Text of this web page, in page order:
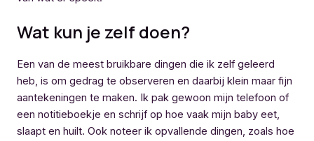
Wat kun je zelf doen?
Een van de meest bruikbare dingen die ik zelf geleerd
heb, is om gedrag te observeren en daarbij klein maar fijn
aantekeningen te maken. Ik pak gewoon mijn telefoon of
een notitieboekje en schrijf op hoe vaak mijn baby eet,
slaapt en huilt. Ook noteer ik opvallende dingen, zoals hoe